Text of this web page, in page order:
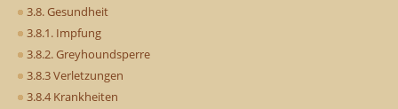
3.8. Gesundheit
3.8.1. Impfung
3.8.2. Greyhoundsperre
3.8.3 Verletzungen
3.8.4 Krankheiten